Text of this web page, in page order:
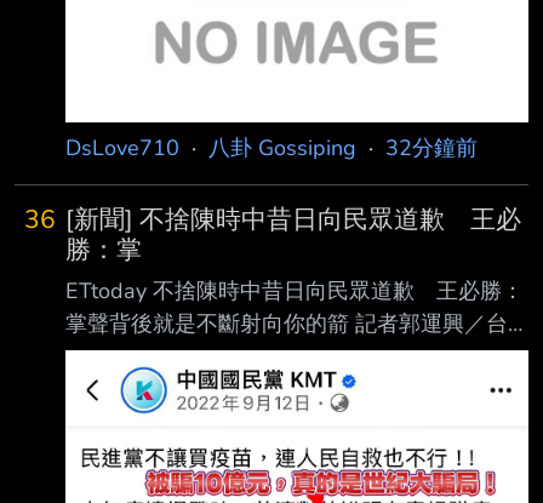
DsLove710 · 八卦 Gossiping · 32分鐘前
36 [新聞] 不捨陳時中昔日向民眾道歉 王必
勝：掌
ETtoday 不捨陳時中昔日向民眾道歉 王必勝：
掌聲背後就是不斷射向你的箭 記者郭運興／台
北報導 慈濟基金會在2021年採購疫苗，時任衛
福部長陳時中示警遇到詐騙，遭在野黨痛批。如
今官 司出爐，慈濟確實遭詐騙高達10.6億。對
此，前衛福部次長王必勝9日不捨發聲，2022陳
時 中為自己做的不夠好向民眾道歉。那時自己